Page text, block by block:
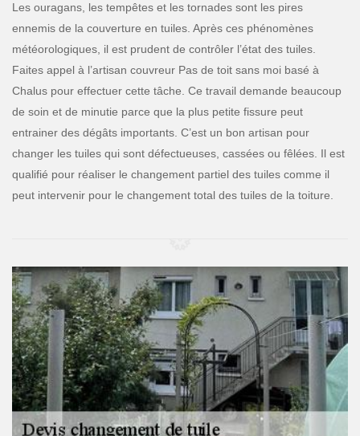
Les ouragans, les tempêtes et les tornades sont les pires
ennemis de la couverture en tuiles. Après ces phénomènes
météorologiques, il est prudent de contrôler l’état des tuiles.
Faites appel à l’artisan couvreur Pas de toit sans moi basé à
Chalus pour effectuer cette tâche. Ce travail demande beaucoup
de soin et de minutie parce que la plus petite fissure peut
entrainer des dégâts importants. C’est un bon artisan pour
changer les tuiles qui sont défectueuses, cassées ou fêlées. Il est
qualifié pour réaliser le changement partiel des tuiles comme il
peut intervenir pour le changement total des tuiles de la toiture.